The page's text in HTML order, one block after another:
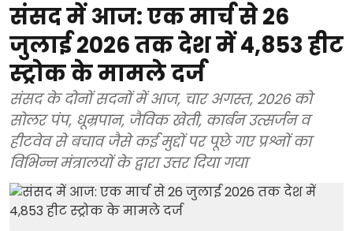
संसद में आज: एक मार्च से 26
जुलाई 2026 तक देश में 4,853 हीट
स्ट्रोक के मामले दर्ज
संसद के दोनों सदनों में आज, चार अगस्त, 2026 को
सोलर पंप, धूम्रपान, जैविक खेती, कार्बन उत्सर्जन व
हीटवेव से बचाव जैसे कई मुद्दों पर पूछे गए प्रश्नों का
विभिन्न मंत्रालयों के द्वारा उत्तर दिया गया